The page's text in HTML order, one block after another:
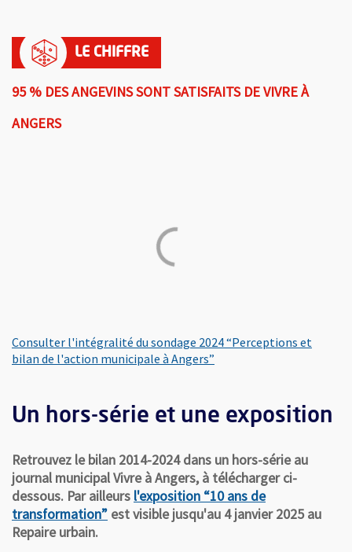
95 % DES ANGEVINS SONT SATISFAITS DE VIVRE À
ANGERS
95 % des Angevins sont satisfaits de vivre à Angers dont
85 % des habitants estiment que l'action municipale
Les principales attentes des Angevins : 42 % le
Consulter l'intégralité du sondage 2024 “Perceptions et
bilan de l'action municipale à Angers”
Un hors-série et une exposition
Retrouvez le bilan 2014-2024 dans un hors-série au
journal municipal Vivre à Angers, à télécharger ci-
dessous. Par ailleurs l'exposition “10 ans de
transformation” est visible jusqu'au 4 janvier 2025 au
Repaire urbain.